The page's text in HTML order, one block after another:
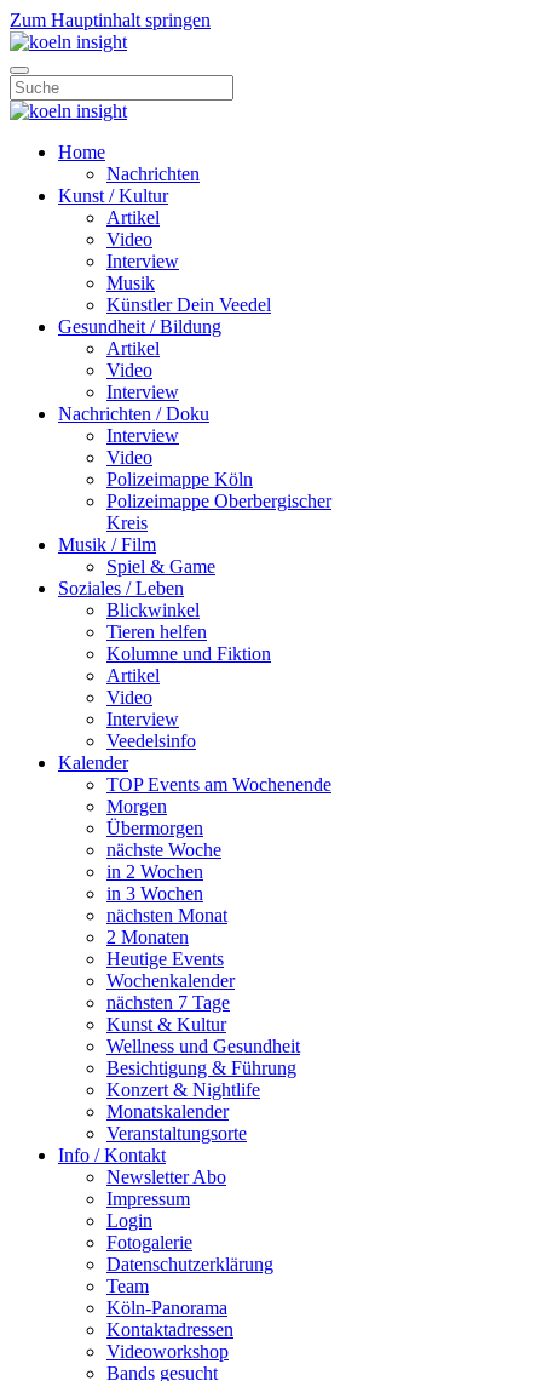
Zum Hauptinhalt springen
Home
Nachrichten
Kunst / Kultur
Artikel
Video
Interview
Musik
Künstler Dein Veedel
Gesundheit / Bildung
Artikel
Video
Interview
Nachrichten / Doku
Interview
Video
Polizeimappe Köln
Polizeimappe Oberbergischer
Kreis
Musik / Film
Spiel & Game
Soziales / Leben
Blickwinkel
Tieren helfen
Kolumne und Fiktion
Artikel
Video
Interview
Veedelsinfo
Kalender
TOP Events am Wochenende
Morgen
Übermorgen
nächste Woche
in 2 Wochen
in 3 Wochen
nächsten Monat
2 Monaten
Heutige Events
Wochenkalender
nächsten 7 Tage
Kunst & Kultur
Wellness und Gesundheit
Besichtigung & Führung
Konzert & Nightlife
Monatskalender
Veranstaltungsorte
Info / Kontakt
Newsletter Abo
Impressum
Login
Fotogalerie
Datenschutzerklärung
Team
Köln-Panorama
Kontaktadressen
Videoworkshop
Bands gesucht